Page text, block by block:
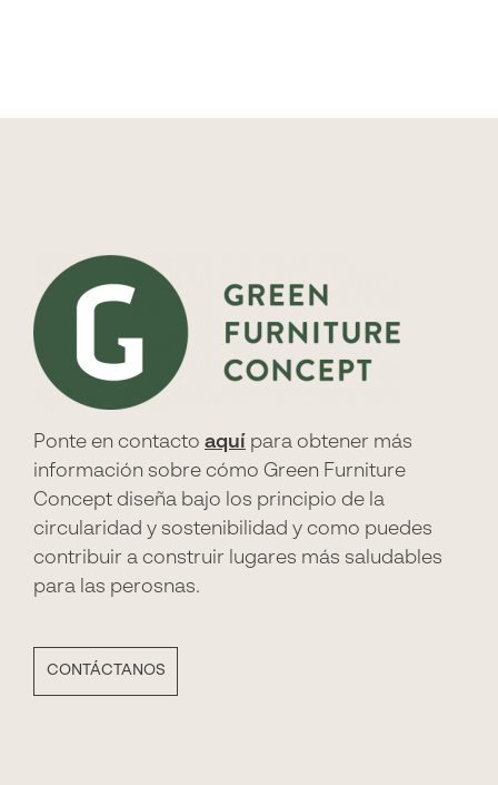
Ponte en contacto aquí para obtener más
información sobre cómo Green Furniture
Concept diseña bajo los principio de la
circularidad y sostenibilidad y como puedes
contribuir a construir lugares más saludables
para las perosnas.
CONTÁCTANOS